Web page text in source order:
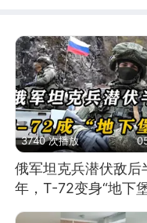
3740 次播放
俄军坦克兵潜伏敌后
年，T-72变身“地下